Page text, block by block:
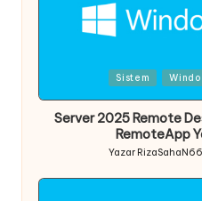
Sistem
Server 2025 Remote
RemoteApp
by
Yazar RizaSahaN66